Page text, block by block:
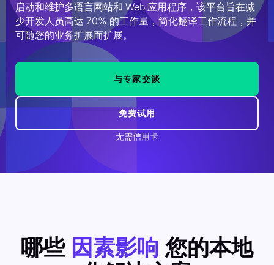
启动和维护多语言网站和 Web 应用程序，该平台旨在减
少开发人员高达 70% 的工作量，简化翻译工作流程，并
可随您的业务扩展而扩展。
与专家交谈
免费试用
无需信用卡
哪些 因素影响 您的本地